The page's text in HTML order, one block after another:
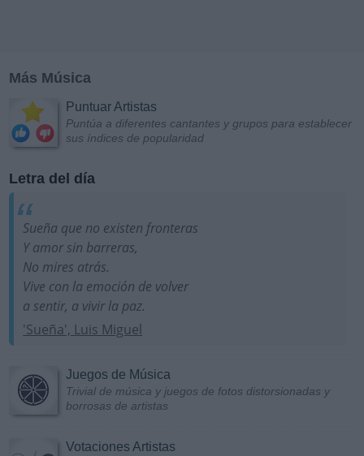
Más Música
Puntuar Artistas
Puntúa a diferentes cantantes y grupos para establecer
sus índices de popularidad
Letra del día
Sueña que no existen fronteras
Y amor sin barreras,
No mires atrás.
Vive con la emoción de volver
a sentir, a vivir la paz.
'Sueña', Luis Miguel
Juegos de Música
Trivial de música y juegos de fotos distorsionadas y
borrosas de artistas
Votaciones Artistas